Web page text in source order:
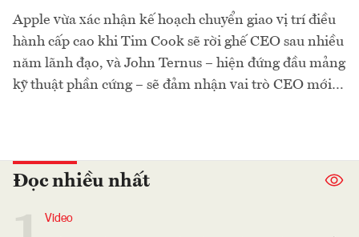
Apple vừa xác nhận kế hoạch chuyển giao vị trí điều
hành cấp cao khi Tim Cook sẽ rời ghế CEO sau nhiều
năm lãnh đạo, và John Ternus – hiện đứng đầu mảng
kỹ thuật phần cứng – sẽ đảm nhận vai trò CEO mới…
Đọc nhiều nhất
Video